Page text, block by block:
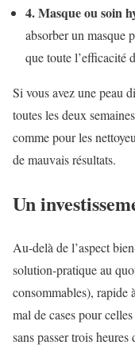
4. Masque ou soin
absorber un masque
que toute l’efficacité
Si vous avez une peau
toutes les deux
comme pour les
de mauvais résultats.
Un
Au-delà de l’aspect
solution-pratique au
consommables),
mal de cases pour
sans passer trois